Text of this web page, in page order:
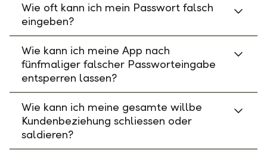
Wie oft kann ich mein Passwort falsch
eingeben?
Wie kann ich meine App nach
fünfmaliger falscher Passworteingabe
entsperren lassen?
Wie kann ich meine gesamte willbe
Kundenbeziehung schliessen oder
saldieren?